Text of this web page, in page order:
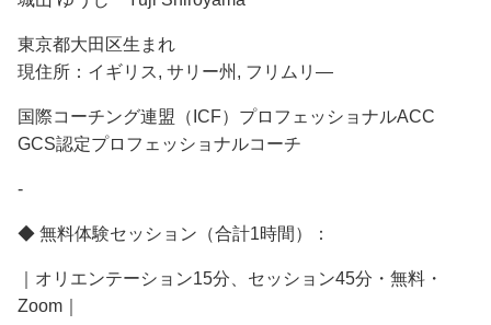
東京都大田区生まれ
現住所：イギリス, サリー州, フリムリ―
国際コーチング連盟（ICF）プロフェッショナルACC
GCS認定プロフェッショナルコーチ
-
◆ 無料体験セッション（合計1時間）：
｜オリエンテーション15分、セッション45分・無料・
Zoom｜